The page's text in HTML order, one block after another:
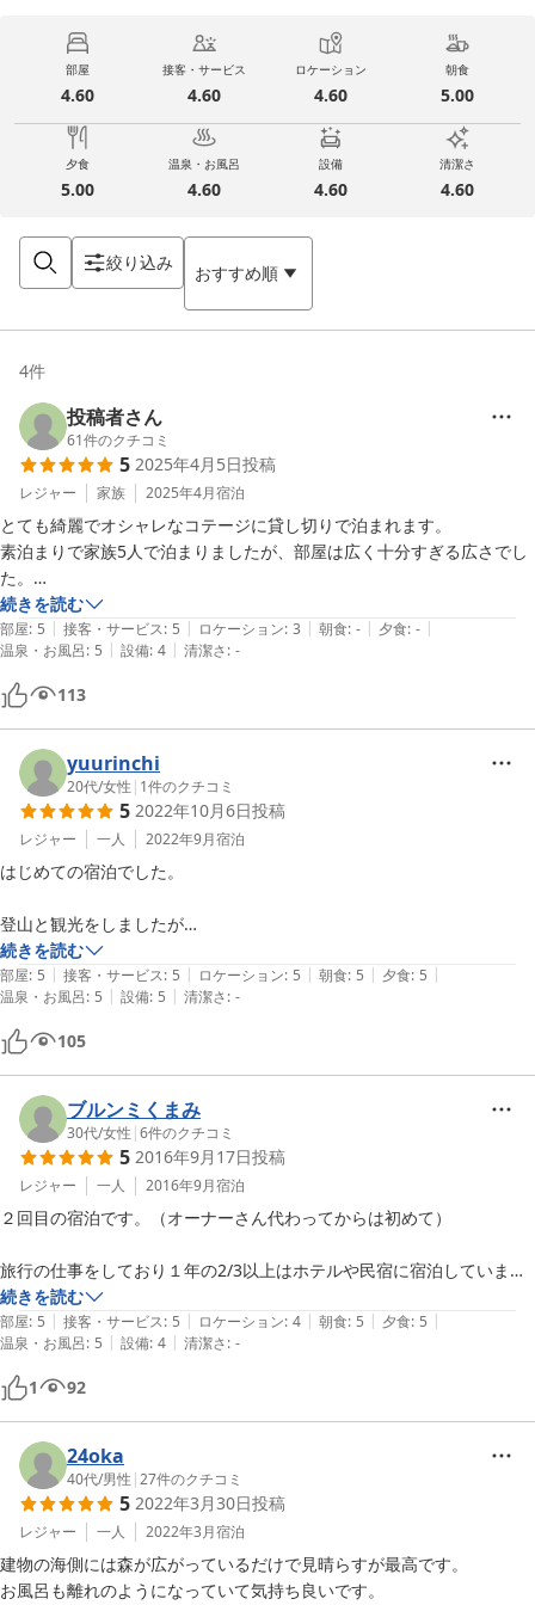
部屋
4.60
接客・サービス
4.60
ロケーション
4.60
朝食
5.00
夕食
5.00
温泉・お風呂
4.60
設備
4.60
清潔さ
4.60
絞り込み おすすめ順
4件
投稿者さん
61件のクチコミ
5 2025年4月5日投稿
レジャー 家族 2025年4月宿泊
とても綺麗でオシャレなコテージに貸し切りで泊まれます。
素泊まりで家族5人で泊まりましたが、部屋は広く十分すぎる広さでし
た。
キッチンが充実していて、十分調理ができる環境です。
お風呂はごえもん風呂でお湯を替えるのに時間がかからず良かったと思
います。
屋久島で観光するのには少し不便な場所ではありますが、島自体小さい
続きを読む
部屋: 5 | 接客・サービス: 5 | ロケーション: 3 | 朝食: - | 夕食: - |
温泉・お風呂: 5 | 設備: 4 | 清潔さ: -
113
yuurinchi
20代/女性 | 1件のクチコミ
5 2022年10月6日投稿
レジャー 一人 2022年9月宿泊
はじめての宿泊でした。
登山と観光をしましたが
登山プランを
晩酌と共に考えてくれたり、
登山中の元気の出るおやつを
持たせてくれたりと
オーナーの優しさに
一番は、癒されました。
お食事も美味しく
地魚のお刺身も新鮮で
とてもおいしかったです。
オーナーに会いに
泊まりに行かせていただきます。
続きを読む
部屋: 5 | 接客・サービス: 5 | ロケーション: 5 | 朝食: 5 | 夕食: 5 |
温泉・お風呂: 5 | 設備: 5 | 清潔さ: -
105
ブルンミくまみ
30代/女性 |6件のクチコミ
5 2016年9月17日投稿
レジャー 一人 2016年9月宿泊
２回目の宿泊です。（オーナーさん代わってからは初めて）
旅行の仕事をしており１年の2/3以上はホテルや民宿に宿泊しています
が
今まで宿泊した宿で、一番美味しい食事でした。
あんなに美味しく調理された茶美豚は初めてで、豚も本望だと思いま
す。
ごはんもパンもふっくらホクホクで、涙が出る程にいいお味でした。
お部屋の五右衛門風呂も気持ちよかったです。
今度は家族を連れて宿泊したいです。
ありがとうございました。
続きを読む
部屋: 5 | 接客・サービス: 5 | ロケーション: 4 | 朝食: 5 | 夕食: 5 |
温泉・お風呂: 5 | 設備: 4 | 清潔さ: -
1 92
24oka
40代/男性 |27件のクチコミ
5 2022年3月30日投稿
レジャー 一人 2022年3月宿泊
建物の海側には森が広がっているだけで見晴らすが最高です。
お風呂も離れのようになっていて気持ち良いです。